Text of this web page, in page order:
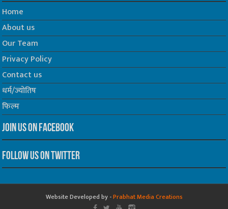
Home
About us
Our Team
Privacy Policy
Contact us
धर्म/ज्योतिष
फिल्म
Join us on Facebook
Follow us on Twitter
Website Developed by -Prabhat Media Creations